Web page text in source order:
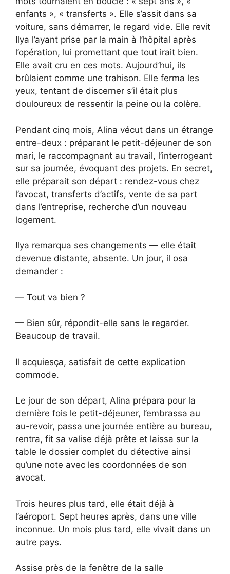
enfants », « transferts ». Elle s’assit dans sa
voiture, sans démarrer, le regard vide. Elle revit
Ilya l’ayant prise par la main à l’hôpital après
l’opération, lui promettant que tout irait bien.
Elle avait cru en ces mots. Aujourd’hui, ils
brûlaient comme une trahison. Elle ferma les
yeux, tentant de discerner s’il était plus
douloureux de ressentir la peine ou la colère.
Pendant cinq mois, Alina vécut dans un étrange
entre-deux : préparant le petit-déjeuner de son
mari, le raccompagnant au travail, l’interrogeant
sur sa journée, évoquant des projets. En secret,
elle préparait son départ : rendez-vous chez
l’avocat, transferts d’actifs, vente de sa part
dans l’entreprise, recherche d’un nouveau
logement.
Ilya remarqua ses changements — elle était
devenue distante, absente. Un jour, il osa
demander :
— Tout va bien ?
— Bien sûr, répondit-elle sans le regarder.
Beaucoup de travail.
Il acquiesça, satisfait de cette explication
commode.
Le jour de son départ, Alina prépara pour la
dernière fois le petit-déjeuner, l’embrassa au
au-revoir, passa une journée entière au bureau,
rentra, fit sa valise déjà prête et laissa sur la
table le dossier complet du détective ainsi
qu’une note avec les coordonnées de son
avocat.
Trois heures plus tard, elle était déjà à
l’aéroport. Sept heures après, dans une ville
inconnue. Un mois plus tard, elle vivait dans un
autre pays.
Assise près de la fenêtre de la salle